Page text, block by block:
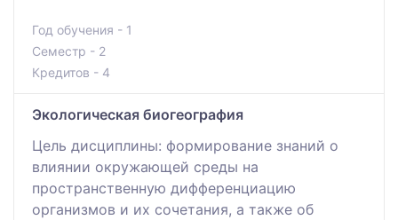
Год обучения - 1
Семестр - 2
Кредитов - 4
Экологическая биогеография
Цель дисциплины: формирование знаний о
влиянии окружающей среды на
пространственную дифференциацию
организмов и их сочетания, а также об